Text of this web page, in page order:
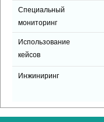
Специальный
мониторинг
Использование
кейсов
Инжиниринг